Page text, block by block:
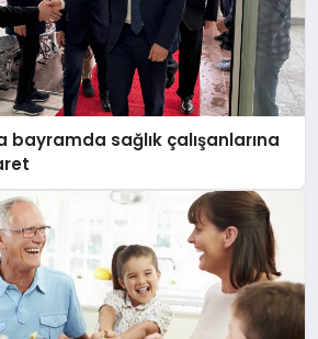
bayramda sağlık çalışanlarına